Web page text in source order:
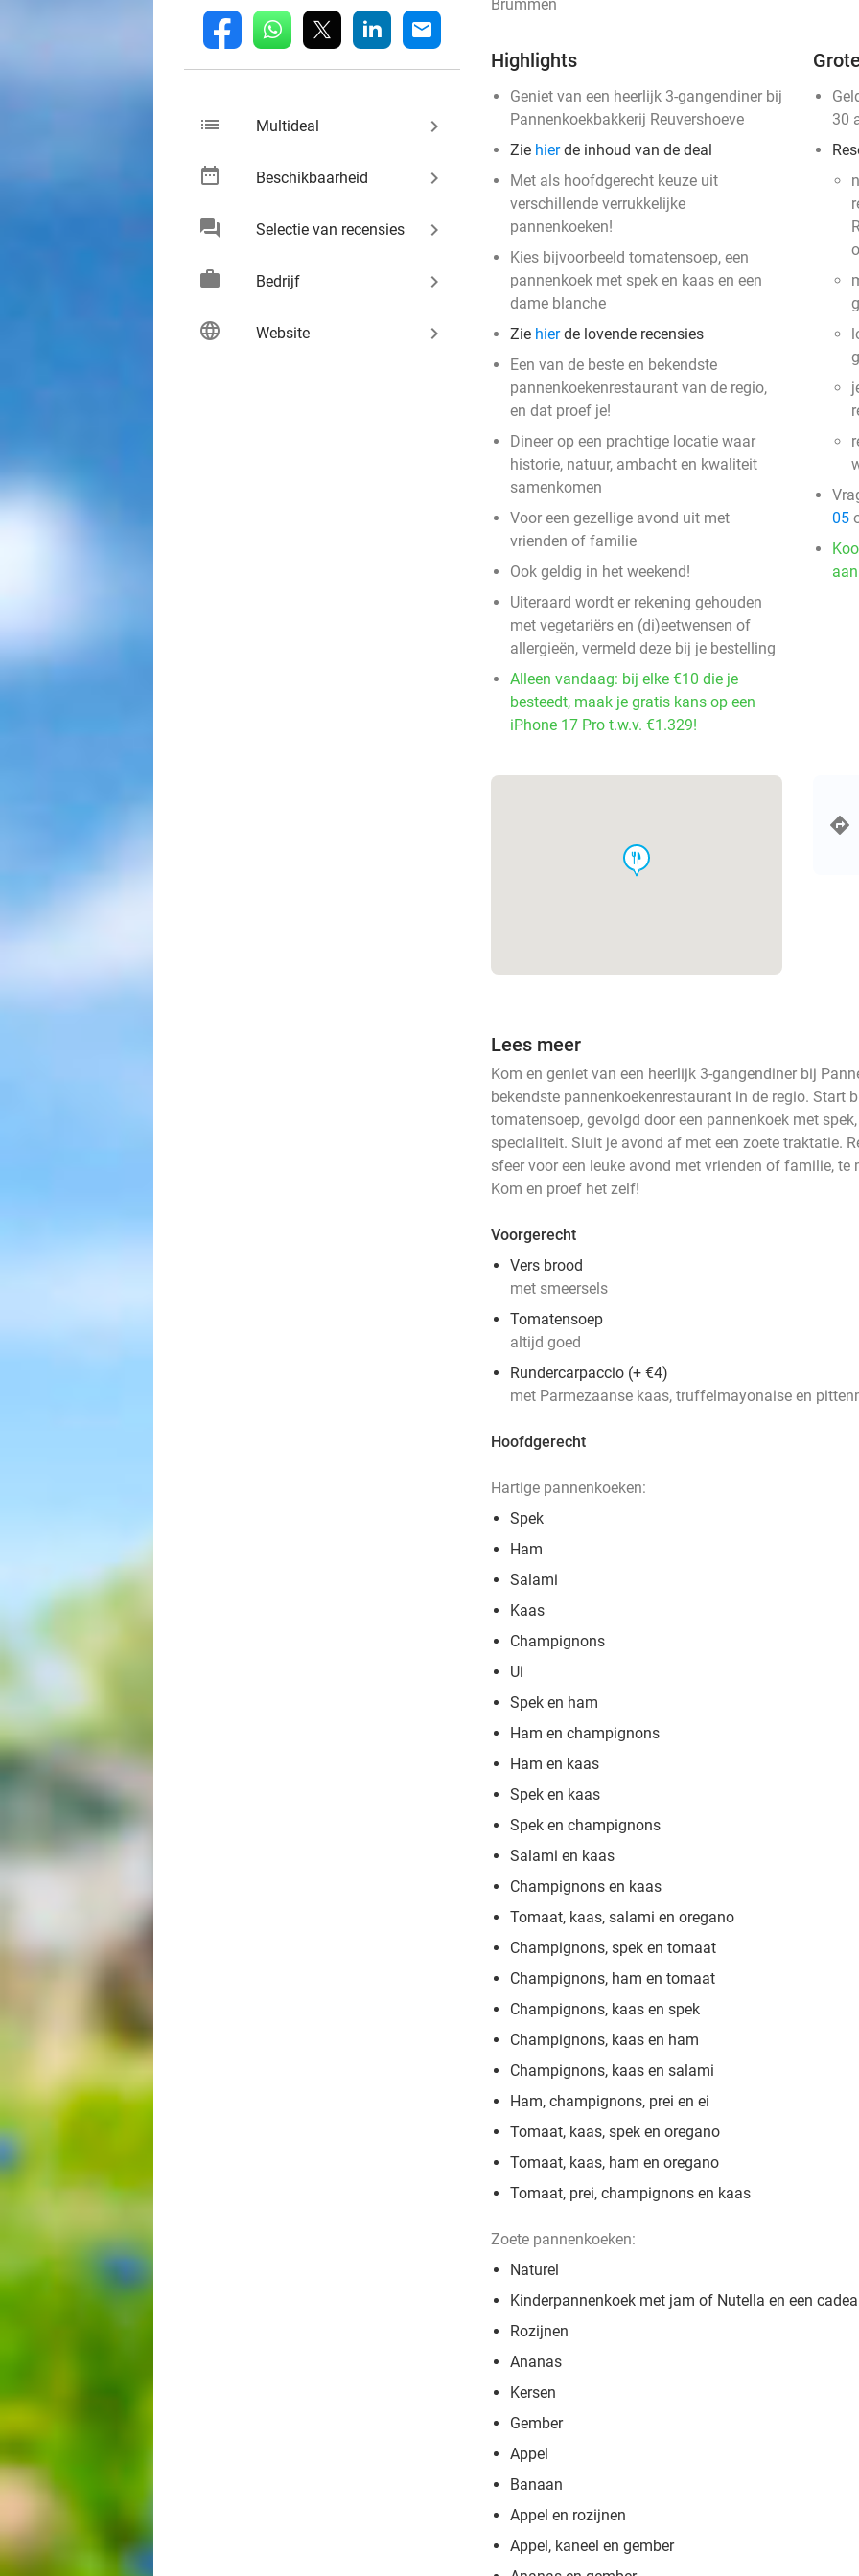
fb whatsapp linkedin mail
list Multideal keyboard_arrow_right
date_range Beschikbaarheid keyboard_arrow_right
chat Selectie van recensies keyboard_arrow_right
work Bedrijf keyboard_arrow_right
language Website keyboard_arrow_right
Brummen
Highlights
Geniet van een heerlijk 3-gangendiner bij
Pannenkoekbakkerij Reuvershoeve
Zie hierde inhoud van de deal
Met als hoofdgerecht keuze uit
verschillende verrukkelijke
pannenkoeken!
Kies bijvoorbeeld tomatensoep, een
pannenkoek met spek en kaas en een
dame blanche
Zie hierde lovende recensies
Een van de beste en bekendste
pannenkoekenrestaurant van de regio,
en dat proef je!
Dineer op een prachtige locatie waar
historie, natuur, ambacht en kwaliteit
samenkomen
Voor een gezellige avond uit met
vrienden of familie
Ook geldig in het weekend!
Uiteraard wordt er rekening gehouden
met vegetariërs en (di)eetwensen of
allergieën, vermeld deze bij je bestelling
Alleen vandaag: bij elke €10 die je
besteedt, maak je gratis kans op een
iPhone 17 Pro t.w.v. €1.329!
30
05
food
Lees meer
Kom en geniet van een heerlijk 3-gangendiner bij
bekendste pannenkoekenrestaurant in de regio. Start
tomatensoep, gevolgd door een pannenkoek met
specialiteit. Sluit je avond af met een zoete traktatie.
sfeer voor een leuke avond met vrienden of familie,
Kom en proef het zelf!
Voorgerecht
Vers brood
met smeersels
Tomatensoep
altijd goed
Rundercarpaccio (+ €4)
met Parmezaanse kaas, truffelmayonaise en
Hoofdgerecht
Hartige pannenkoeken:
Spek
Ham
Salami
Kaas
Champignons
Ui
Spek en ham
Ham en champignons
Ham en kaas
Spek en kaas
Spek en champignons
Salami en kaas
Champignons en kaas
Tomaat, kaas, salami en oregano
Champignons, spek en tomaat
Champignons, ham en tomaat
Champignons, kaas en spek
Champignons, kaas en ham
Champignons, kaas en salami
Ham, champignons, prei en ei
Tomaat, kaas, spek en oregano
Tomaat, kaas, ham en oregano
Tomaat, prei, champignons en kaas
Zoete pannenkoeken:
Naturel
Kinderpannenkoek met jam of Nutella en een
Rozijnen
Ananas
Kersen
Gember
Appel
Banaan
Appel en rozijnen
Appel, kaneel en gember